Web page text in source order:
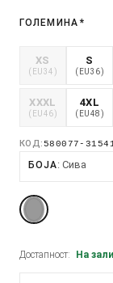
ГОЛЕМИНА *
XS
(EU34)
S
(EU36)
XXXL
(EU46)
4XL
(EU48)
КОД:580077-
БОЈА Сива
Достапност: На